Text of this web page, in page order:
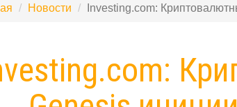
Новости Investing.com: